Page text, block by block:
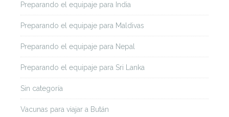
Preparando el equipaje para India
Preparando el equipaje para Maldivas
Preparando el equipaje para Nepal
Preparando el equipaje para Sri Lanka
Sin categoría
Vacunas para viajar a Bután